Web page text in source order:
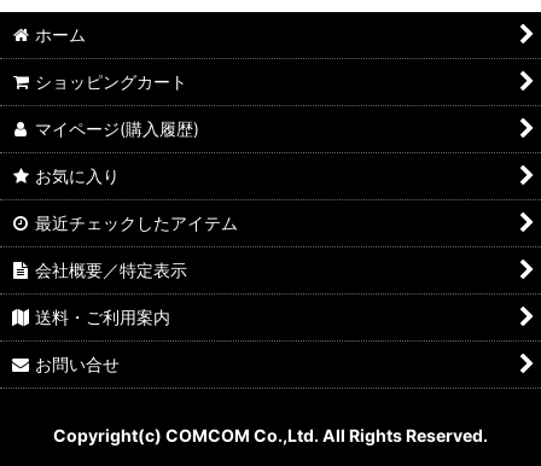
ホーム
ショッピングカート
マイページ(購入履歴)
お気に入り
最近チェックしたアイテム
会社概要／特定表示
送料・ご利用案内
お問い合せ
Copyright(c) COMCOM Co.,Ltd. All Rights Reserved.